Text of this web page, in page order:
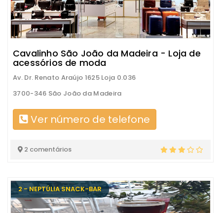
Cavalinho São João da Madeira - Loja de
acessórios de moda
Av. Dr. Renato Araújo 1625 Loja 0.036
3700-346 São João da Madeira
Ver número de telefone
2 comentários
2 - NEPTÚLIA SNACK-BAR